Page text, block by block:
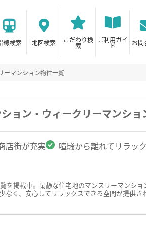
線検索 地図検索 こだわり検
索
ご利用ガイ
ド お問
ーマンション物件一覧
ョン・ウィークリーマンショ
店街が充実 喧騒から離れてリラッ
掲載中。閑静な住宅地のマンスリーマンシ
く、安心してリラックスできる空間が提供